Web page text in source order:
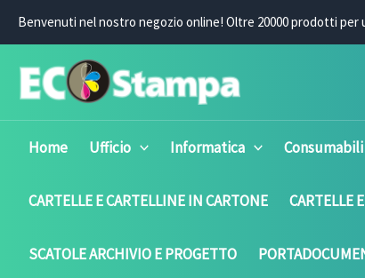
contenuto
Benvenuti nel nostro negozio online! Oltre 20000 prodotti per
Home Ufficio Informatica Consumabili
CARTELLE E CARTELLINE IN CARTONE CARTELLE
SCATOLE ARCHIVIO E PROGETTO